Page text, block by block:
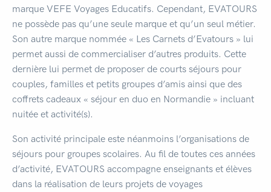
marque VEFE Voyages Educatifs. Cependant, EVATOURS
ne possède pas qu’une seule marque et qu’un seul métier.
Son autre marque nommée « Les Carnets d’Evatours » lui
permet aussi de commercialiser d’autres produits. Cette
dernière lui permet de proposer de courts séjours pour
couples, familles et petits groupes d’amis ainsi que des
coffrets cadeaux « séjour en duo en Normandie » incluant
nuitée et activité(s).
Son activité principale este néanmoins l’organisations de
séjours pour groupes scolaires. Au fil de toutes ces années
d’activité, EVATOURS accompagne enseignants et élèves
dans la réalisation de leurs projets de voyages